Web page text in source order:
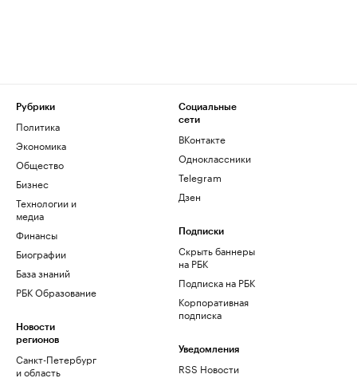
Рубрики
Политика
Экономика
Общество
Бизнес
Технологии и
медиа
Финансы
Биографии
База знаний
РБК Образование
Новости
регионов
Санкт-Петербург
и область
Социальные
сети
ВКонтакте
Одноклассники
Telegram
Дзен
Подписки
Скрыть баннеры
на РБК
Подписка на РБК
Корпоративная
подписка
Уведомления
RSS Новости